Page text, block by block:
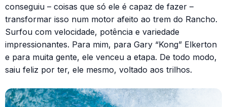
conseguiu – coisas que só ele é capaz de fazer –
transformar isso num motor afeito ao trem do Rancho.
Surfou com velocidade, potência e variedade
impressionantes. Para mim, para Gary “Kong” Elkerton
e para muita gente, ele venceu a etapa. De todo modo,
saiu feliz por ter, ele mesmo, voltado aos trilhos.